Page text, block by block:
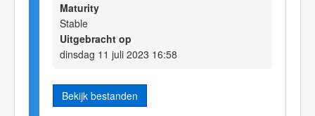
Maturity
Stable
Uitgebracht op
dinsdag 11 juli 2023 16:58
Bekijk bestanden